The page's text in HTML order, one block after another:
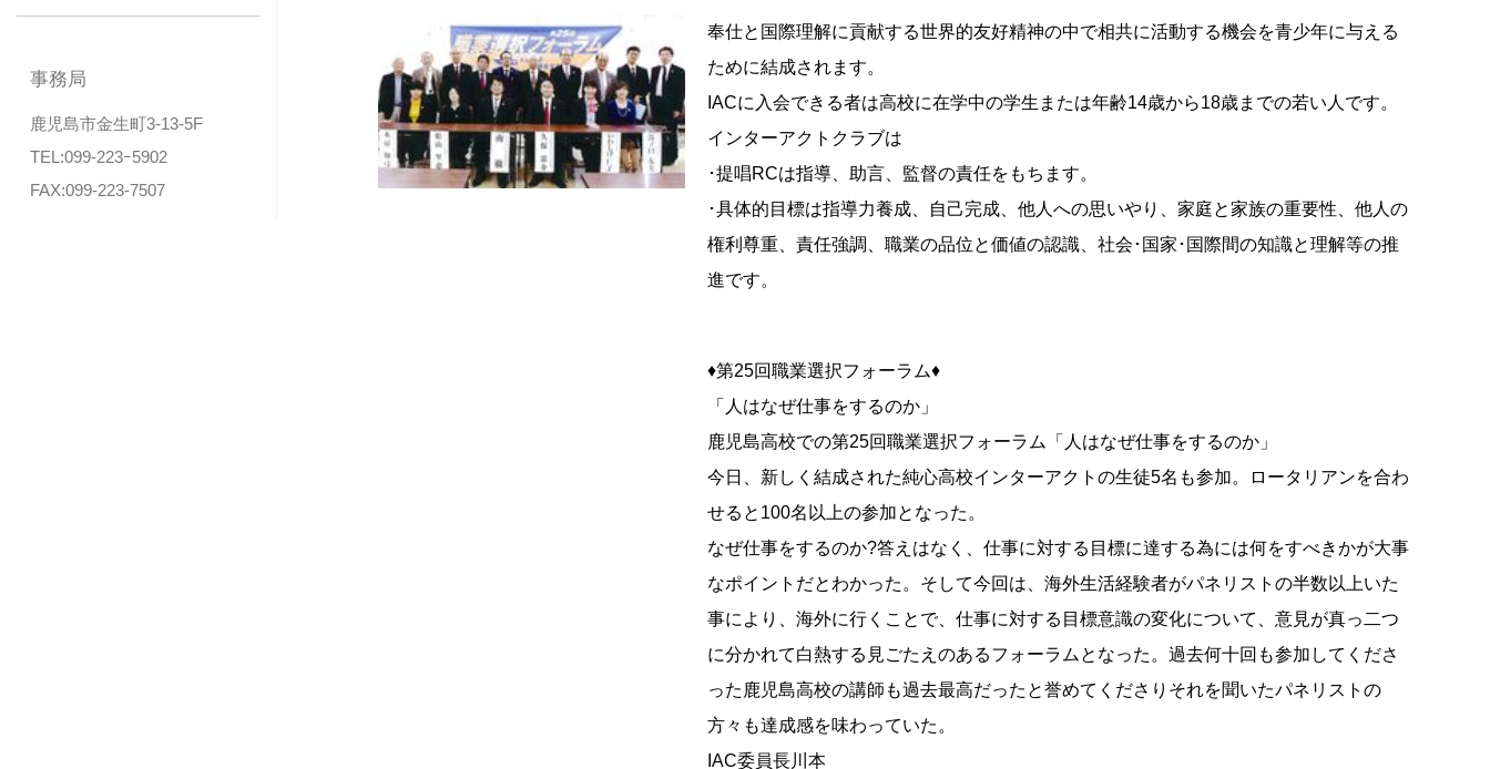
事務局
鹿児島市金生町3-13-5F
TEL:099-223ｰ5902
FAX:099-223-7507
奉仕と国際理解に貢献する世界的友好精神の中で相共に活動する機会を青少年に与える
ために結成されます。
IACに入会できる者は高校に在学中の学生または年齢14歳から18歳までの若い人です。
インターアクトクラブは
･提唱RCは指導、助言、監督の責任をもちます。
･具体的目標は指導力養成、自己完成、他人への思いやり、家庭と家族の重要性、他人の
権利尊重、責任強調、職業の品位と価値の認識、社会･国家･国際間の知識と理解等の推
進です。
♦第25回職業選択フォーラム♦
「人はなぜ仕事をするのか」
鹿児島高校での第25回職業選択フォーラム「人はなぜ仕事をするのか」
今日、新しく結成された純心高校インターアクトの生徒5名も参加。ロータリアンを合わ
せると100名以上の参加となった。
なぜ仕事をするのか?答えはなく、仕事に対する目標に達する為には何をすべきかが大事
なポイントだとわかった。そして今回は、海外生活経験者がパネリストの半数以上いた
事により、海外に行くことで、仕事に対する目標意識の変化について、意見が真っ二つ
に分かれて白熱する見ごたえのあるフォーラムとなった。過去何十回も参加してくださ
った鹿児島高校の講師も過去最高だったと誉めてくださりそれを聞いたパネリストの
方々も達成感を味わっていた。
IAC委員長川本